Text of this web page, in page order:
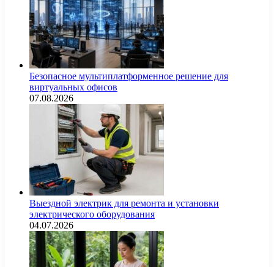
Безопасное мультиплатформенное решение для
виртуальных офисов
07.08.2026
Выездной электрик для ремонта и установки
электрического оборудования
04.07.2026